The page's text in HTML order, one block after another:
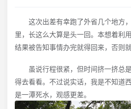
这次出差有幸跑了外省几个地方
里，长这么大算是头一回。本想着利
结果被告知事情办完就得回来，否
虽说行程很紧，但时间挤一挤总
得去看看。不过说实话，我是不知道
是一潭死水，观感更差。